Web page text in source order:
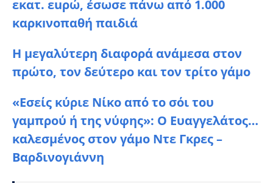
εκατ. εuρώ, έσωσε πάνω από 1.000
καρκıνοπαθή παιδιά
Η μεγαλύτερη διαφορά ανάμεσα στον
πρώτο, τον δεύτερο και τον τρίτο γάμο
«Εσείς κύριε Νίκο από το σόι του
γαμπρού ή της νύφης»: Ο Ευαγγελάτος…
καλεσμένος στον γάμο Ντε Γκρες –
Βαρδινογιάννη